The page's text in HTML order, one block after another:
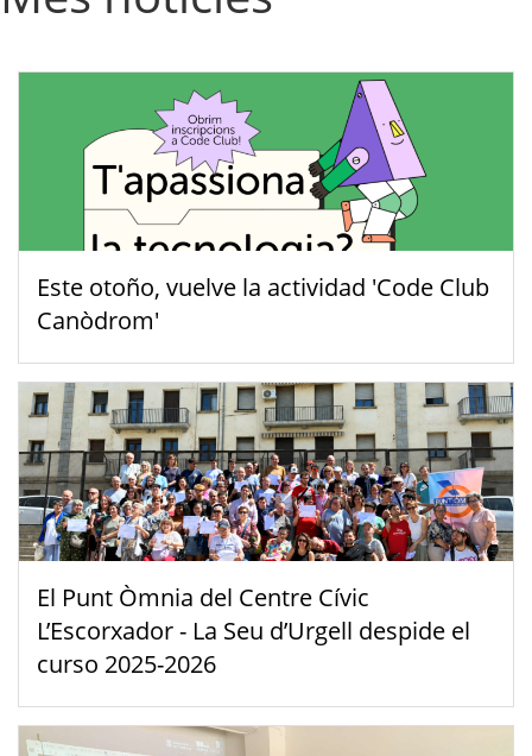
Este otoño, vuelve la actividad 'Code Club
Canòdrom'
El Punt Òmnia del Centre Cívic
L’Escorxador - La Seu d’Urgell despide el
curso 2025-2026